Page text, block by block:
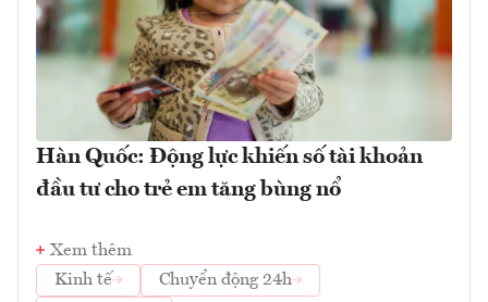
Hàn Quốc: Động lực khiến số tài khoản
đầu tư cho trẻ em tăng bùng nổ
Xem thêm
Kinh tế
Chuyển động 24h